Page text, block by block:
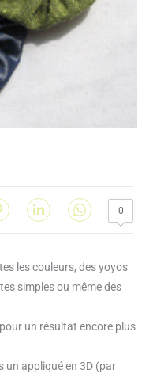
0
les couleurs, des yoyos
simples ou même des
un résultat encore plus
un appliqué en 3D (par